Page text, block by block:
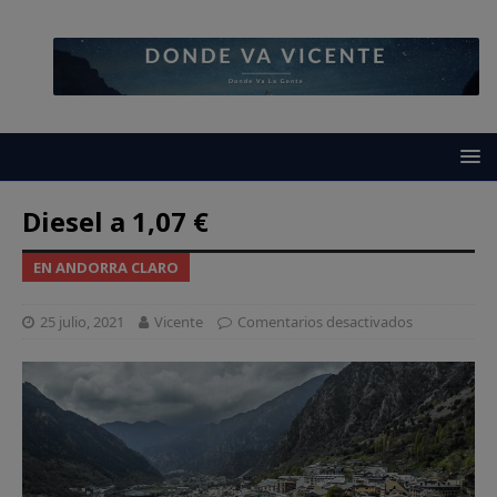
Diesel a 1,07 €
EN ANDORRA CLARO
25 julio, 2021 Vicente Comentarios desactivados